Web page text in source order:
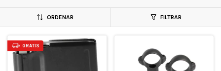
ORDENAR FILTRAR
GRATIS